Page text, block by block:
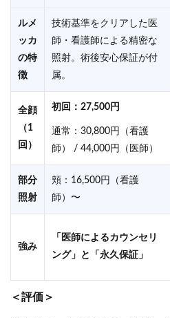
ルメ
ッカ
の特
徴
技術基準をクリアした医
師・看護師による精密な
照射。術後安心保証が付
属。
全顔
（1
回）
初回：27,500円
通常：30,800円（看護
師） / 44,000円（医師）
部分
照射
頬：16,500円（看護
師）〜
強み
「医師によるカウンセリ
ング」と「永久保証」
＜評価＞